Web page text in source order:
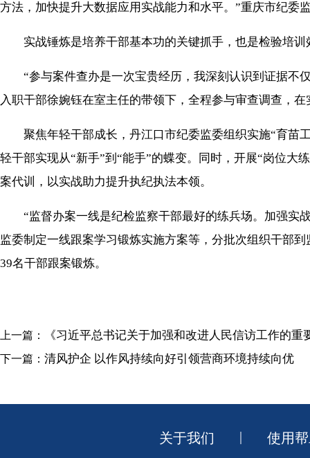
方法，加快提升大数据应用实战能力和水平。”重庆市纪委
实战锤炼是培养干部基本功的关键抓手，也是检验培训
“参与案件查办是一次宝贵经历，我深刻认识到证据不仅
入职干部徐婉钰在室主任的带领下，全程参与审查调查，
聚焦年轻干部成长，丹江口市纪委监委组织实施“育苗工
轻干部实现从“新手”到“能手”的蝶变。同时，开展“岗位
案代训，以实战助力提升执纪执法本领。
“监督办案一线是纪检监察干部最好的练兵场。加强实
监委制定一线跟案学习锻炼实施方案等，分批次组织干部
39名干部跟案锻炼。
上一篇： 《习近平总书记关于加强和改进人民信访工作的
下一篇： 清风护企 以作风持续向好引领营商环境持续向优
关于我们 | 使用